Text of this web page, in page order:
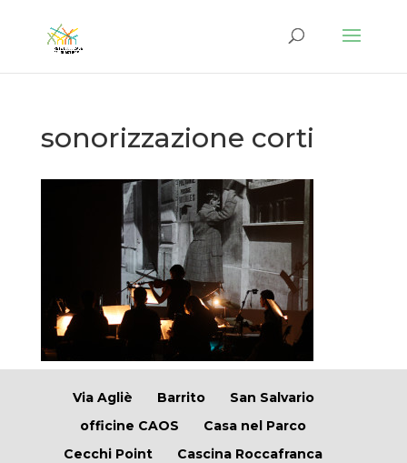
sonorizzazione corti
Via Agliè Barrito
San Salvario
officine CAOS
Casa nel Parco
Cecchi Point
Cascina Roccafranca